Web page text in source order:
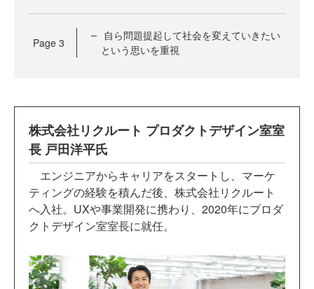
Page 3
自ら問題提起して社会を変えていきたい
という思いを重視
株式会社リクルート プロダクトデザイン室室
長 戸田洋平氏
エンジニアからキャリアをスタートし、マーケ
ティングの経験を積んだ後、株式会社リクルート
へ入社。UXや事業開発に携わり、2020年にプロダ
クトデザイン室室長に就任。